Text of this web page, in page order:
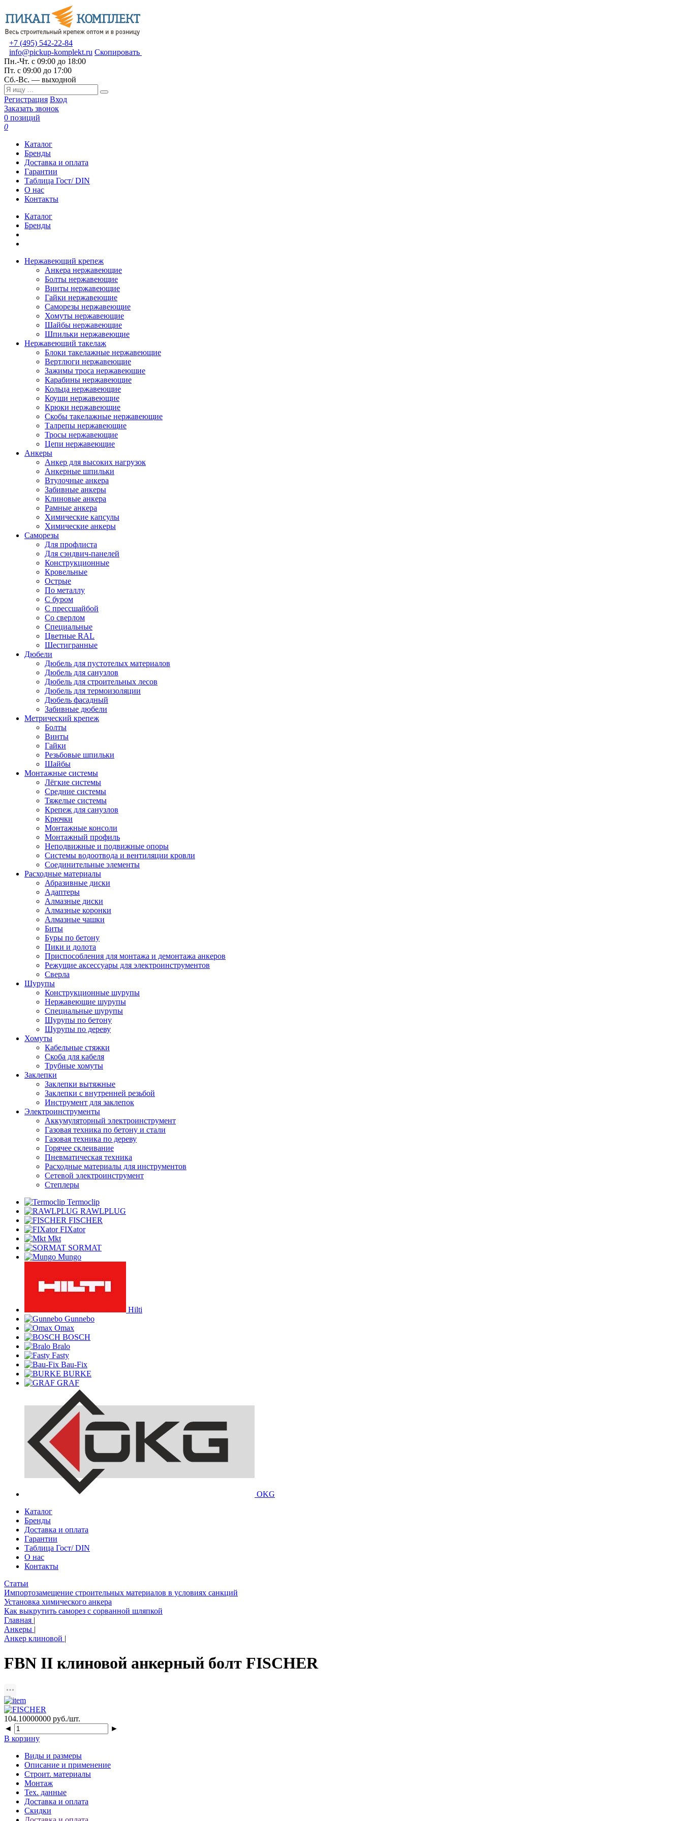
+7 (495) 542-22-84
info@pickup-komplekt.ru Скопировать
Пн.-Чт. с 09:00 до 18:00
Пт. с 09:00 до 17:00
Сб.-Вс. — выходной
Регистрация Вход
Заказать звонок
0 позиций
0
Каталог
Бренды
Доставка и оплата
Гарантии
Таблица Гост/ DIN
О нас
Контакты
Каталог
Бренды
Нержавеющий крепеж
Анкера нержавеющие
Болты нержавеющие
Винты нержавеющие
Гайки нержавеющие
Саморезы нержавеющие
Хомуты нержавеющие
Шайбы нержавеющие
Шпильки нержавеющие
Нержавеющий такелаж
Блоки такелажные нержавеющие
Вертлюги нержавеющие
Зажимы троса нержавеющие
Карабины нержавеющие
Кольца нержавеющие
Коуши нержавеющие
Крюки нержавеющие
Скобы такелажные нержавеющие
Талрепы нержавеющие
Тросы нержавеющие
Цепи нержавеющие
Анкеры
Анкер для высоких нагрузок
Анкерные шпильки
Втулочные анкера
Забивные анкеры
Клиновые анкера
Рамные анкера
Химические капсулы
Химические анкеры
Саморезы
Для профлиста
Для сэндвич-панелей
Конструкционные
Кровельные
Острые
По металлу
С буром
С прессшайбой
Со сверлом
Специальные
Цветные RAL
Шестигранные
Дюбели
Дюбель для пустотелых материалов
Дюбель для санузлов
Дюбель для строительных лесов
Дюбель для термоизоляции
Дюбель фасадный
Забивные дюбели
Метрический крепеж
Болты
Винты
Гайки
Резьбовые шпильки
Шайбы
Монтажные системы
Лёгкие системы
Средние системы
Тяжелые системы
Крепеж для санузлов
Крючки
Монтажные консоли
Монтажный профиль
Неподвижные и подвижные опоры
Системы водоотвода и вентиляции кровли
Соединительные элементы
Расходные материалы
Абразивные диски
Адаптеры
Алмазные диски
Алмазные коронки
Алмазные чашки
Биты
Буры по бетону
Пики и долота
Приспособления для монтажа и демонтажа анкеров
Режущие аксессуары для электроинструментов
Сверла
Шурупы
Конструкционные шурупы
Нержавеющие шурупы
Специальные шурупы
Шурупы по бетону
Шурупы по дереву
Хомуты
Кабельные стяжки
Скоба для кабеля
Трубные хомуты
Заклепки
Заклепки вытяжные
Заклепки с внутренней резьбой
Инструмент для заклепок
Электроинструменты
Аккумуляторный электроинструмент
Газовая техника по бетону и стали
Газовая техника по дереву
Горячее склеивание
Пневматическая техника
Расходные материалы для инструментов
Сетевой электроинструмент
Степлеры
Termoclip
RAWLPLUG
FISCHER
FIXator
Mkt
SORMAT
Mungo
Hilti
Gunnebo
Omax
BOSCH
Bralo
Fasty
Bau-Fix
BURKE
GRAF
OKG
Каталог
Бренды
Доставка и оплата
Гарантии
Таблица Гост/ DIN
О нас
Контакты
Статьи
Импортозамещение строительных материалов в условиях санкций
Установка химического анкера
Как выкрутить саморез с сорванной шляпкой
Главная |
Анкеры |
Анкер клиновой |
FBN II клиновой анкерный болт FISCHER
104.10000000 руб./шт.
◄
►
В корзину
Виды и размеры
Описание и применение
Строит. материалы
Монтаж
Тех. данные
Доставка и оплата
Скидки